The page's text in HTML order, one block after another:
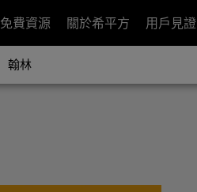
免費資源 關於希平方 用戶見證
翰林